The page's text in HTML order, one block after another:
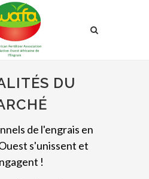
DU
de l'engrais en
s'unissent et
!